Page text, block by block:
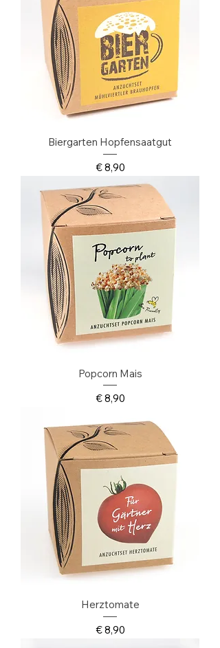
Biergarten Hopfensaatgut
Preis
€ 8,90
Popcorn Mais
Preis
€ 8,90
Herztomate
Preis
€ 8,90